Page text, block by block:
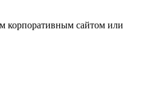
корпоративным сайтом или